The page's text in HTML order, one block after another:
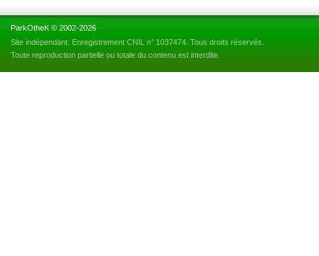
ParkOtheK © 2002-2026
Site indépendant. Enregistrement CNIL n° 1037474. Tous droits réservés.
Toute reproduction partielle ou totale du contenu est interdite.